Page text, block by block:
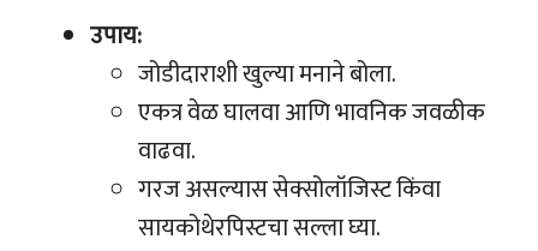
उपाय:
जोडीदाराशी खुल्या मनाने बोला.
एकत्र वेळ घालवा आणि भावनिक जवळीक
वाढवा.
गरज असल्यास सेक्सोलॉजिस्ट किंवा
सायकोथेरपिस्टचा सल्ला घ्या.